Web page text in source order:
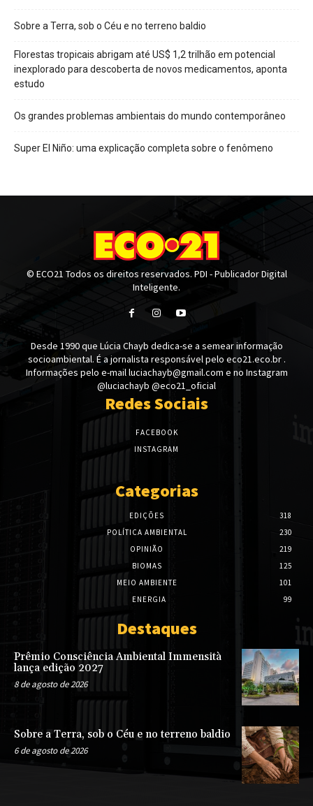
Sobre a Terra, sob o Céu e no terreno baldio
Florestas tropicais abrigam até US$ 1,2 trilhão em potencial
inexplorado para descoberta de novos medicamentos, aponta
estudo
Os grandes problemas ambientais do mundo contemporâneo
Super El Niño: uma explicação completa sobre o fenômeno
© ECO21 Todos os direitos reservados. PDI - Publicador Digital
Inteligente.
Desde 1990 que Lúcia Chayb dedica-se a semear informação
socioambiental. É a jornalista responsável pelo eco21.eco.br .
Informações pelo e-mail luciachayb@gmail.com e no Instagram
@luciachayb @eco21_oficial
Redes Sociais
FACEBOOK
INSTAGRAM
Categorias
EDIÇÕES
318
POLÍTICA AMBIENTAL
230
OPINIÃO
219
BIOMAS
125
MEIO AMBIENTE
101
ENERGIA
99
Destaques
Prêmio Consciência Ambiental Immensità
lança edição 2027
8 de agosto de 2026
Sobre a Terra, sob o Céu e no terreno baldio
6 de agosto de 2026